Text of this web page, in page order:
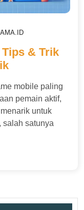
& Trik
mobile paling
pemain aktif,
untuk
salah satunya